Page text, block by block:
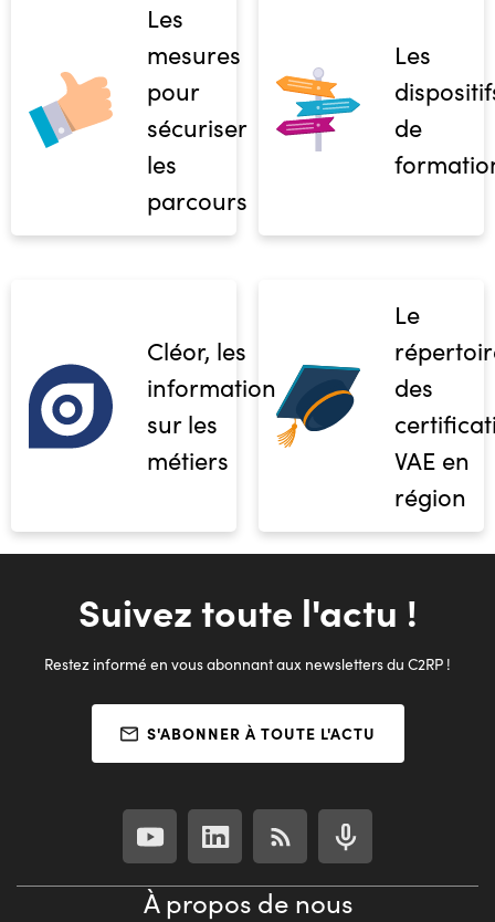
Les
mesures
pour
sécuriser
les
parcours
Les
de
Cléor, les
informations
sur les
métiers
Le
des
VAE en
région
Suivez toute l'actu !
Restez informé en vous abonnant aux newsletters du C2RP !
S'ABONNER À TOUTE L'ACTU
À propos de nous